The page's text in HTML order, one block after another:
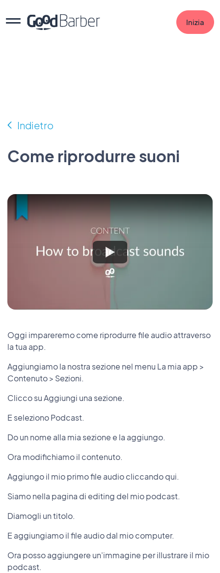
Inizia
Indietro
Come riprodurre suoni
Oggi impareremo come riprodurre file audio attraverso
la tua app.
Aggiungiamo la nostra sezione nel menu La mia app >
Contenuto > Sezioni.
Clicco su Aggiungi una sezione.
E seleziono Podcast.
Do un nome alla mia sezione e la aggiungo.
Ora modifichiamo il contenuto.
Aggiungo il mio primo file audio cliccando qui.
Siamo nella pagina di editing del mio podcast.
Diamogli un titolo.
E aggiungiamo il file audio dal mio computer.
Ora posso aggiungere un'immagine per illustrare il mio
podcast.